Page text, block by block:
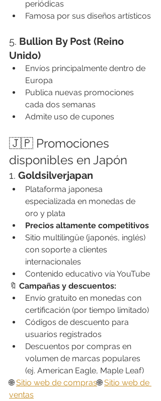
periódicas
Famosa por sus diseños artísticos
5. Bullion By Post (Reino
Unido)
Envíos principalmente dentro de
Europa
Publica nuevas promociones
cada dos semanas
Admite uso de cupones
🇯🇵 Promociones
disponibles en Japón
1. Goldsilverjapan
Plataforma japonesa
especializada en monedas de
oro y plata
Precios altamente competitivos
Sitio multilingüe (japonés, inglés)
con soporte a clientes
internacionales
Contenido educativo vía YouTube
🔖 Campañas y descuentos:
Envío gratuito en monedas con
certificación (por tiempo limitado)
Códigos de descuento para
usuarios registrados
Descuentos por compras en
volumen de marcas populares
(ej. American Eagle, Maple Leaf)
🌐 Sitio web de compras🌐 Sitio web de
ventas